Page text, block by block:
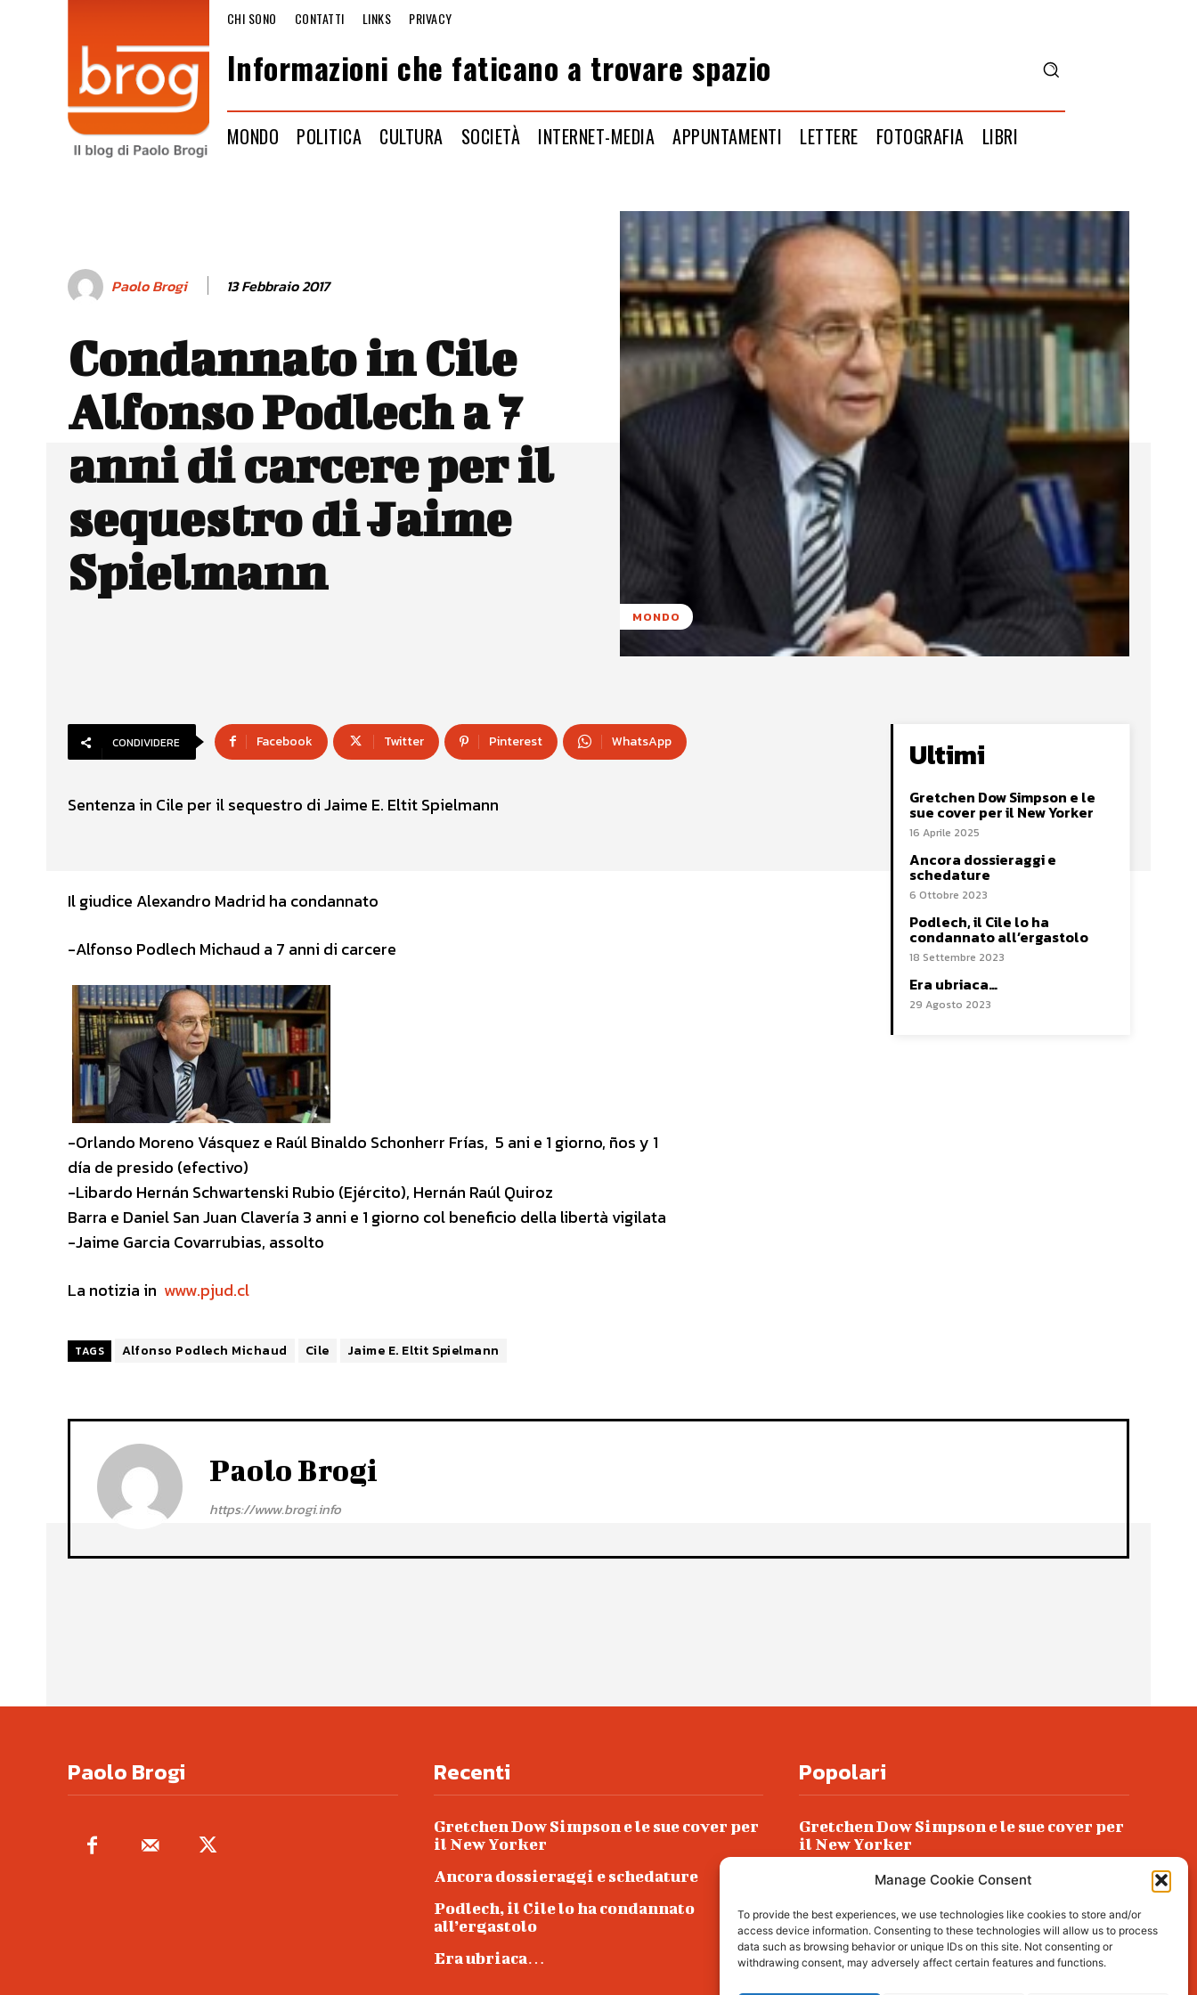
Manage Cookie Consent
To provide the best experiences, we use technologies like cookies to store and/or
access device information. Consenting to these technologies will allow us to process
data such as browsing behavior or unique IDs on this site. Not consenting or
withdrawing consent, may adversely affect certain features and functions.
CHI SONO CONTATTI LINKS PRIVACY
Informazioni che faticano a trovare spazio
MONDO POLITICA CULTURA SOCIETÀ INTERNET-MEDIA APPUNTAMENTI LETTERE FOTOGRAFIA LIBRI
Paolo Brogi 13 Febbraio 2017
Condannato in Cile
Alfonso Podlech a 7
anni di carcere per il
sequestro di Jaime
Spielmann
MONDO
CONDIVIDERE Facebook Twitter Pinterest WhatsApp
Sentenza in Cile per il sequestro di Jaime E. Eltit Spielmann
Il giudice Alexandro Madrid ha condannato
-Alfonso Podlech Michaud a 7 anni di carcere
-Orlando Moreno Vásquez e Raúl Binaldo Schonherr Frías, 5 ani e 1 giorno, ños y 1
día de presido (efectivo)
-Libardo Hernán Schwartenski Rubio (Ejército), Hernán Raúl Quiroz
Barra e Daniel San Juan Clavería 3 anni e 1 giorno col beneficio della libertà vigilata
-Jaime Garcia Covarrubias, assolto
La notizia in www.pjud.cl
TAGS Alfonso Podlech Michaud Cile Jaime E. Eltit Spielmann
Ultimi
Gretchen Dow Simpson e le
sue cover per il New Yorker
16 Aprile 2025
Ancora dossieraggi e
schedature
6 Ottobre 2023
Podlech, il Cile lo ha
condannato all’ergastolo
18 Settembre 2023
Era ubriaca…
29 Agosto 2023
Paolo Brogi
https://www.brogi.info
Paolo Brogi Recenti
Gretchen Dow Simpson e le sue cover per
il New Yorker
Ancora dossieraggi e schedature
Podlech, il Cile lo ha condannato
all’ergastolo
Era ubriaca…
Popolari
Gretchen Dow Simpson e le sue cover per
il New Yorker
Ancora dossieraggi e schedature
Podlech, il Cile lo ha condannato
all’ergastolo
Era ubriaca…